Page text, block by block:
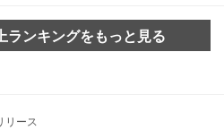
ランキングをもっと見る
リース